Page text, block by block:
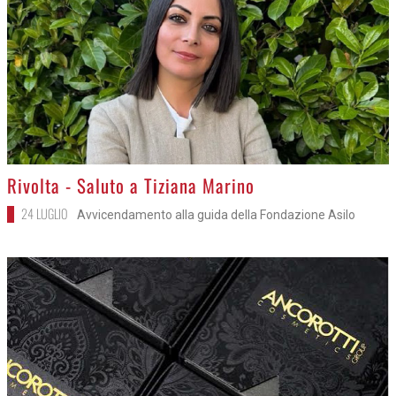
>
Rivolta - Saluto a Tiziana Marino
24 LUGLIO Avvicendamento alla guida della Fondazione Asilo